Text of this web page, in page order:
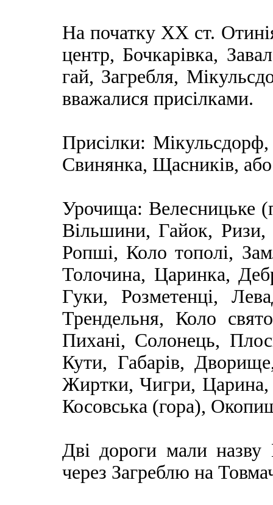
На початку ХХ ст.
центр, Бочкарівка,
гай, Загребля,
вважалися присілками.
Присілки:
Свинянка, Щасників,
Урочища: Велесницьке
Вільшини, Гайок,
Ропші, Коло тополі,
Толочина, Царинка,
Гуки, Розметенці,
Трендельня, Коло
Пихані, Солонець,
Кути, Габарів,
Жиртки, Чигри, Царина,
Косовська (гора),
Дві дороги мали назву
через Загреблю на